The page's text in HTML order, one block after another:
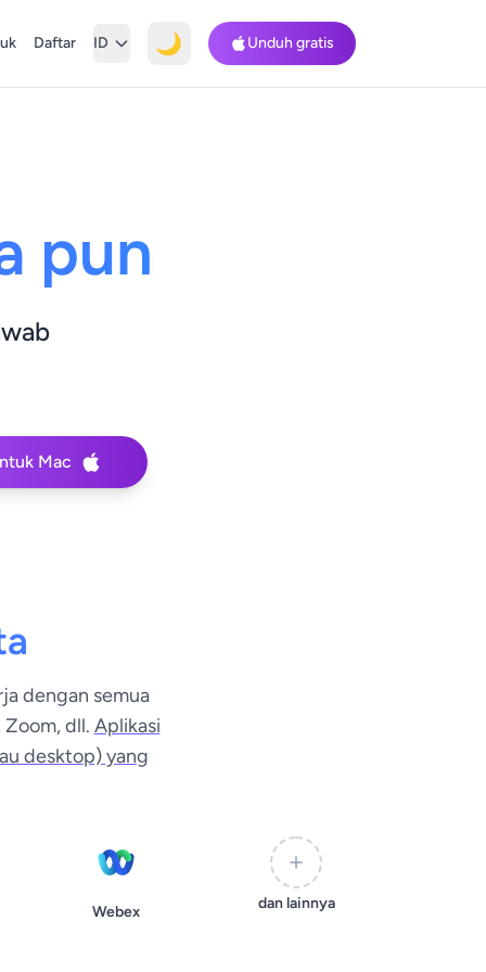
Daftar ID 🌙 Unduh gratis
pun
Mac
dengan semua
dll. Aplikasi
desktop) yang
Webex dan lainnya